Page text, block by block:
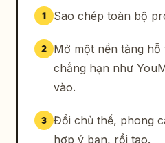
1 Sao chép toàn bộ
2
Mở một nền tảng hỗ
chẳng hạn như
vào.
3 Đổi chủ thể, phong
hợp ý bạn, rồi tạo.